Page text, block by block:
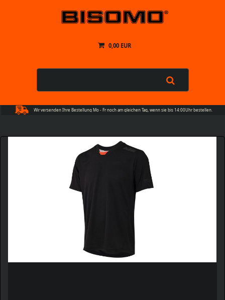
0,00 EUR
Wir versenden Ihre Bestellung Mo - Fr noch am gleichen Tag, wenn sie bis 14:00Uhr bestellen.